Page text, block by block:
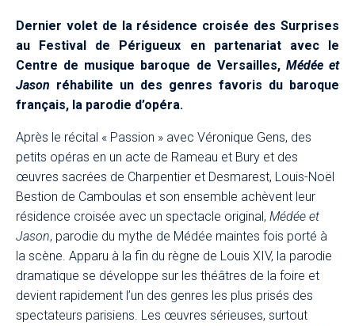
Dernier volet de la résidence croisée des Surprises
au Festival de Périgueux en partenariat avec le
Centre de musique baroque de Versailles, Médée et
Jason réhabilite un des genres favoris du baroque
français, la parodie d’opéra.
Après le récital « Passion » avec Véronique Gens, des
petits opéras en un acte de Rameau et Bury et des
œuvres sacrées de Charpentier et Desmarest, Louis-Noël
Bestion de Camboulas et son ensemble achèvent leur
résidence croisée avec un spectacle original, Médée et
Jason, parodie du mythe de Médée maintes fois porté à
la scène. Apparu à la fin du règne de Louis XIV, la parodie
dramatique se développe sur les théâtres de la foire et
devient rapidement l’un des genres les plus prisés des
spectateurs parisiens. Les œuvres sérieuses, surtout